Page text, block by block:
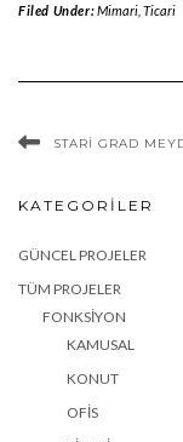
Filed Under:Mimari, Ticari
STARI GRAD
KATEGORILER
GÜNCEL PROJELER
TÜM PROJELER
FONKSIYON
KAMUSAL
KONUT
OFIS